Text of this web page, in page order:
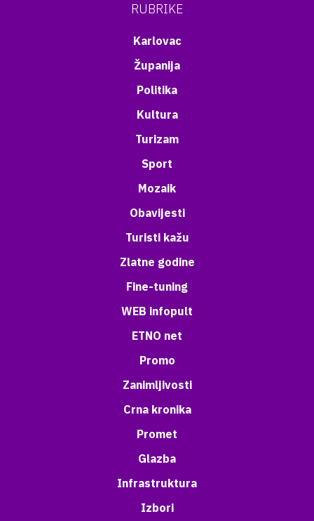
RUBRIKE
Karlovac
Županija
Politika
Kultura
Turizam
Sport
Mozaik
Obavijesti
Turisti kažu
Zlatne godine
Fine-tuning
WEB infopult
ETNO net
Promo
Zanimljivosti
Crna kronika
Promet
Glazba
Infrastruktura
Izbori